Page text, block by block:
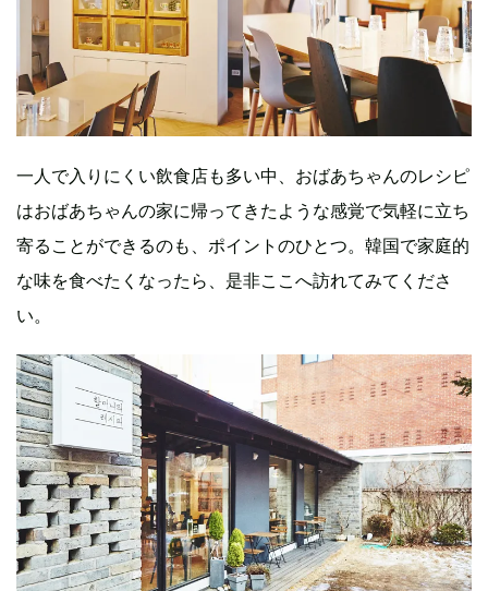
一人で入りにくい飲食店も多い中、おばあちゃんのレシピ
はおばあちゃんの家に帰ってきたような感覚で気軽に立ち
寄ることができるのも、ポイントのひとつ。韓国で家庭的
な味を食べたくなったら、是非ここへ訪れてみてくださ
い。